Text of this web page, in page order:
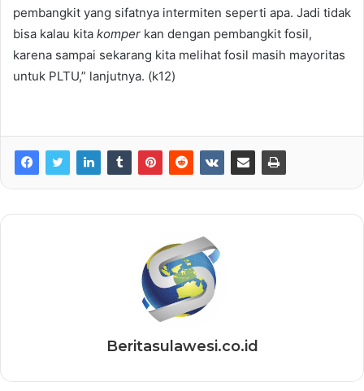
pembangkit yang sifatnya intermiten seperti apa. Jadi tidak
bisa kalau kita komper kan dengan pembangkit fosil,
karena sampai sekarang kita melihat fosil masih mayoritas
untuk PLTU,” lanjutnya. (k12)
Beritasulawesi.co.id